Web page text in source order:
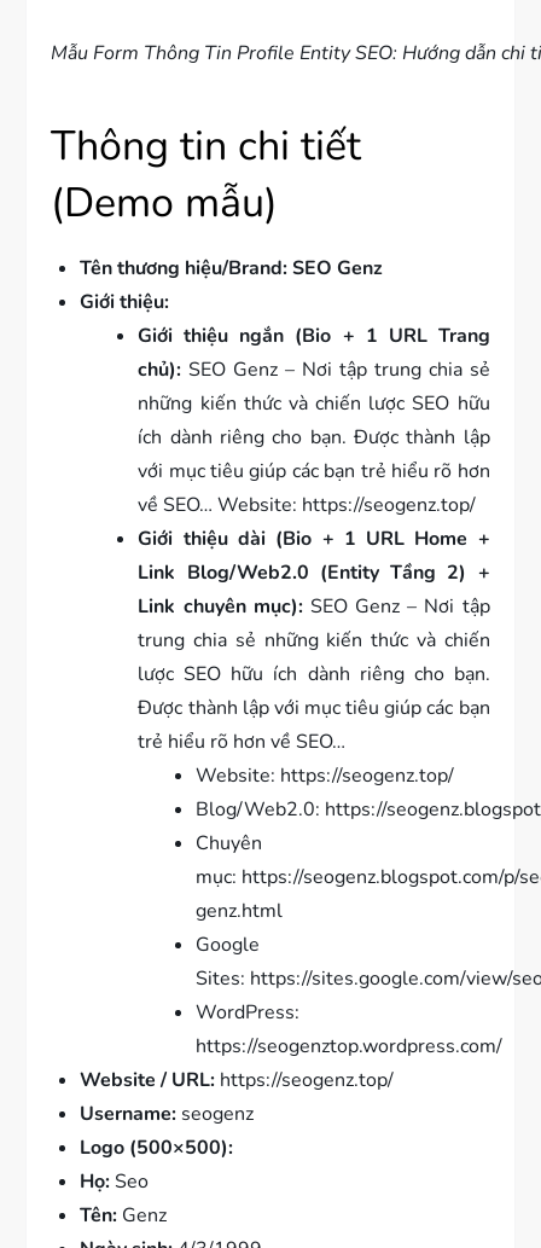
Mẫu Form Thông Tin Profile Entity SEO: Hướng dẫn chi
Thông tin chi tiết
(Demo mẫu)
Tên thương hiệu/Brand: SEO Genz
Giới thiệu:
Giới thiệu ngắn (Bio + 1 URL Trang
chủ): SEO Genz – Nơi tập trung chia sẻ
những kiến thức và chiến lược SEO hữu
ích dành riêng cho bạn. Được thành lập
với mục tiêu giúp các bạn trẻ hiểu rõ hơn
về SEO… Website: https://seogenz.top/
Giới thiệu dài (Bio + 1 URL Home +
Link Blog/Web2.0 (Entity Tầng 2) +
Link chuyên mục):SEO Genz – Nơi tập
trung chia sẻ những kiến thức và chiến
lược SEO hữu ích dành riêng cho bạn.
Được thành lập với mục tiêu giúp các bạn
trẻ hiểu rõ hơn về SEO…
Website: https://seogenz.top/
Blog/Web2.0: https://
Chuyên
mục: https://seogenz.blogspot.com/p/
genz.html
Google
Sites: https://sites.google.com/view/
WordPress:
https://seogenztop.wordpress.com/
Website / URL: https://seogenz.top/
Username: seogenz
Logo (500×500):
Họ:Seo
Tên: Genz